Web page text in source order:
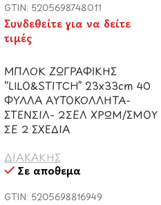
GTIN: 5205698748011
Συνδεθείτε για να δείτε
τιμές
ΜΠΛΟΚ ΖΩΓΡΑΦΙΚΗΣ
“LILO&STITCH” 23x33cm 40
ΦΥΛΛΑ ΑΥΤΟΚΟΛΛΗΤΑ-
ΣΤΕΝΣΙΛ- 2ΣΕΛ ΧΡΩΜ/ΣΜΟΥ
ΣΕ 2 ΣΧΕΔΙΑ
ΔΙΑΚΑΚΗΣ
Σε απόθεμα
GTIN: 5205698816949